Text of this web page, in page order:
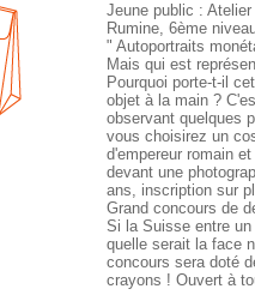
Jeune public :
Rumine, 6ème
" Autoportraits
Mais qui est
Pourquoi porte-t-il
objet à la main ?
observant quelques
vous choisirez un
d'empereur romain
devant une
ans, inscription sur
Grand concours de
Si la Suisse entre
quelle serait la face
concours sera doté
crayons ! Ouvert à